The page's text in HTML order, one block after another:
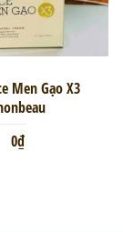
Men Gạo X3
0₫